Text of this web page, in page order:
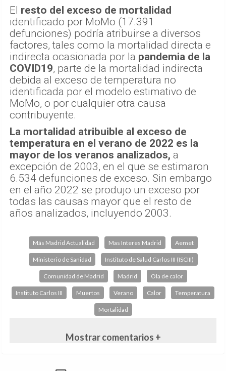
El resto del exceso de mortalidad
identificado por MoMo (17.391
defunciones) podría atribuirse a diversos
factores, tales como la mortalidad directa e
indirecta ocasionada por la pandemia de la
COVID19, parte de la mortalidad indirecta
debida al exceso de temperatura no
identificada por el modelo estimativo de
MoMo, o por cualquier otra causa
contribuyente.
La mortalidad atribuible al exceso de
temperatura en el verano de 2022 es la
mayor de los veranos analizados, a
excepción de 2003, en el que se estimaron
6.534 defunciones de exceso. Sin embargo
en el año 2022 se produjo un exceso por
todas las causas mayor que el resto de
años analizados, incluyendo 2003.
Más Madrid Actualidad Mas Interes Madrid Aemet
Ministerio de Sanidad Instituto de Salud Carlos III (ISCIII)
Comunidad de Madrid Madrid Ola de calor
Instituto Carlos III Muertos Verano Calor Temperatura
Mortalidad
Mostrar comentarios +